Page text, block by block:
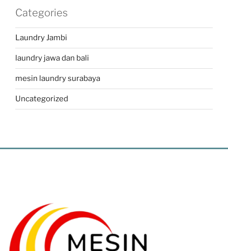
Categories
Laundry Jambi
laundry jawa dan bali
mesin laundry surabaya
Uncategorized